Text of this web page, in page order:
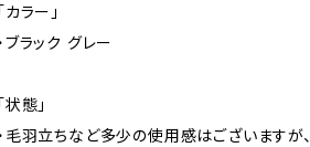
「カラー」
ブラック グレー
「状態」
毛羽立ちなど多少の使用感はございますが、